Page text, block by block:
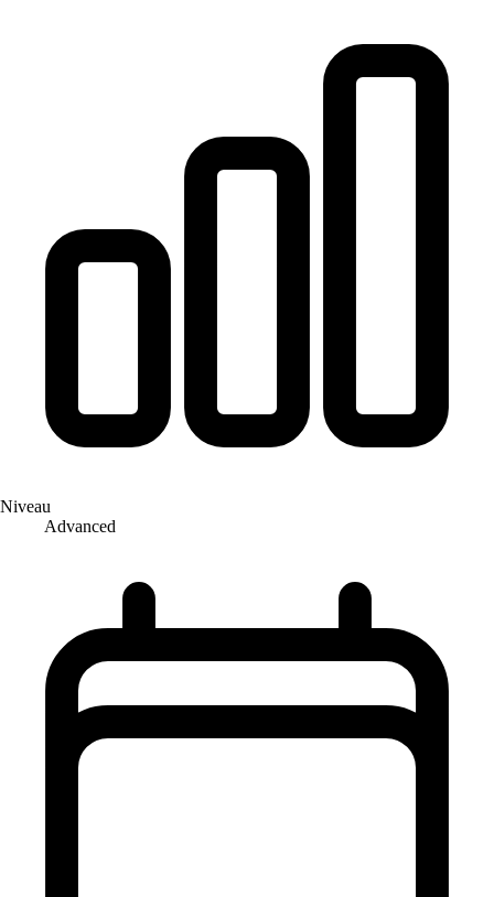
Niveau
Advanced